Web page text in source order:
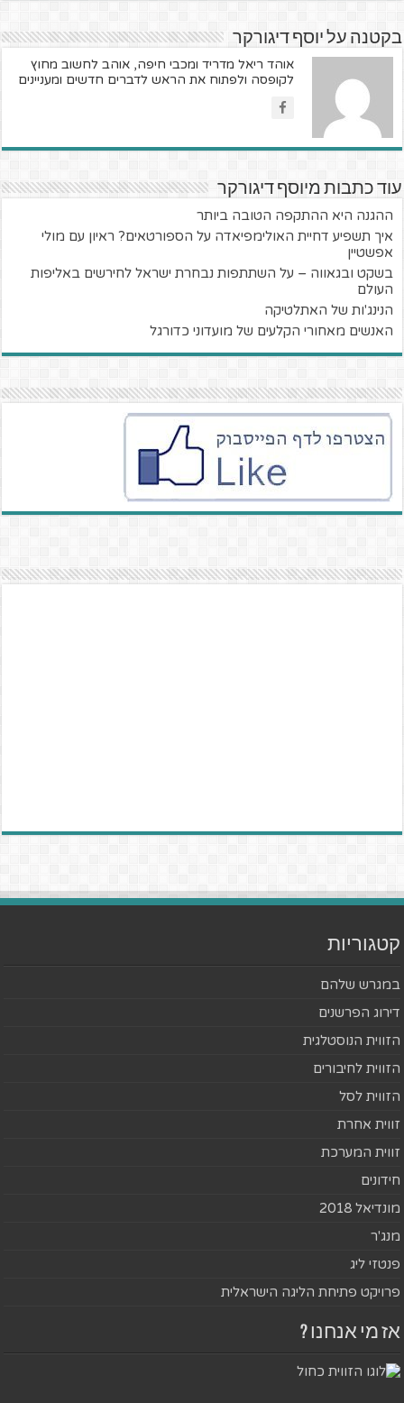
בקטנה על יוסף דיגורקר
אוהד ריאל מדריד ומכבי חיפה, אוהב לחשוב מחוץ
לקופסה ולפתוח את הראש לדברים חדשים ומעניינים
עוד כתבות מיוסף דיגורקר
ההגנה היא ההתקפה הטובה ביותר
איך תשפיע דחיית האולימפיאדה על הספורטאים? ראיון עם מולי
אפשטיין
בשקט ובגאווה – על השתתפות נבחרת ישראל לחירשים באליפות
העולם
הנינג'ות של האתלטיקה
האנשים מאחורי הקלעים של מועדוני כדורגל
קטגוריות
במגרש שלהם
דירוג הפרשנים
הזווית הנוסטלגית
הזווית לחיבורים
הזווית לסל
זווית אחרת
זווית המערכת
חידונים
מונדיאל 2018
מנג'ר
פנטזי ליג
פרויקט פתיחת הליגה הישראלית
אז מי אנחנו ?